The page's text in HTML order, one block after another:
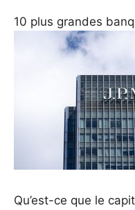
10 plus grandes
Qu’est-ce que le